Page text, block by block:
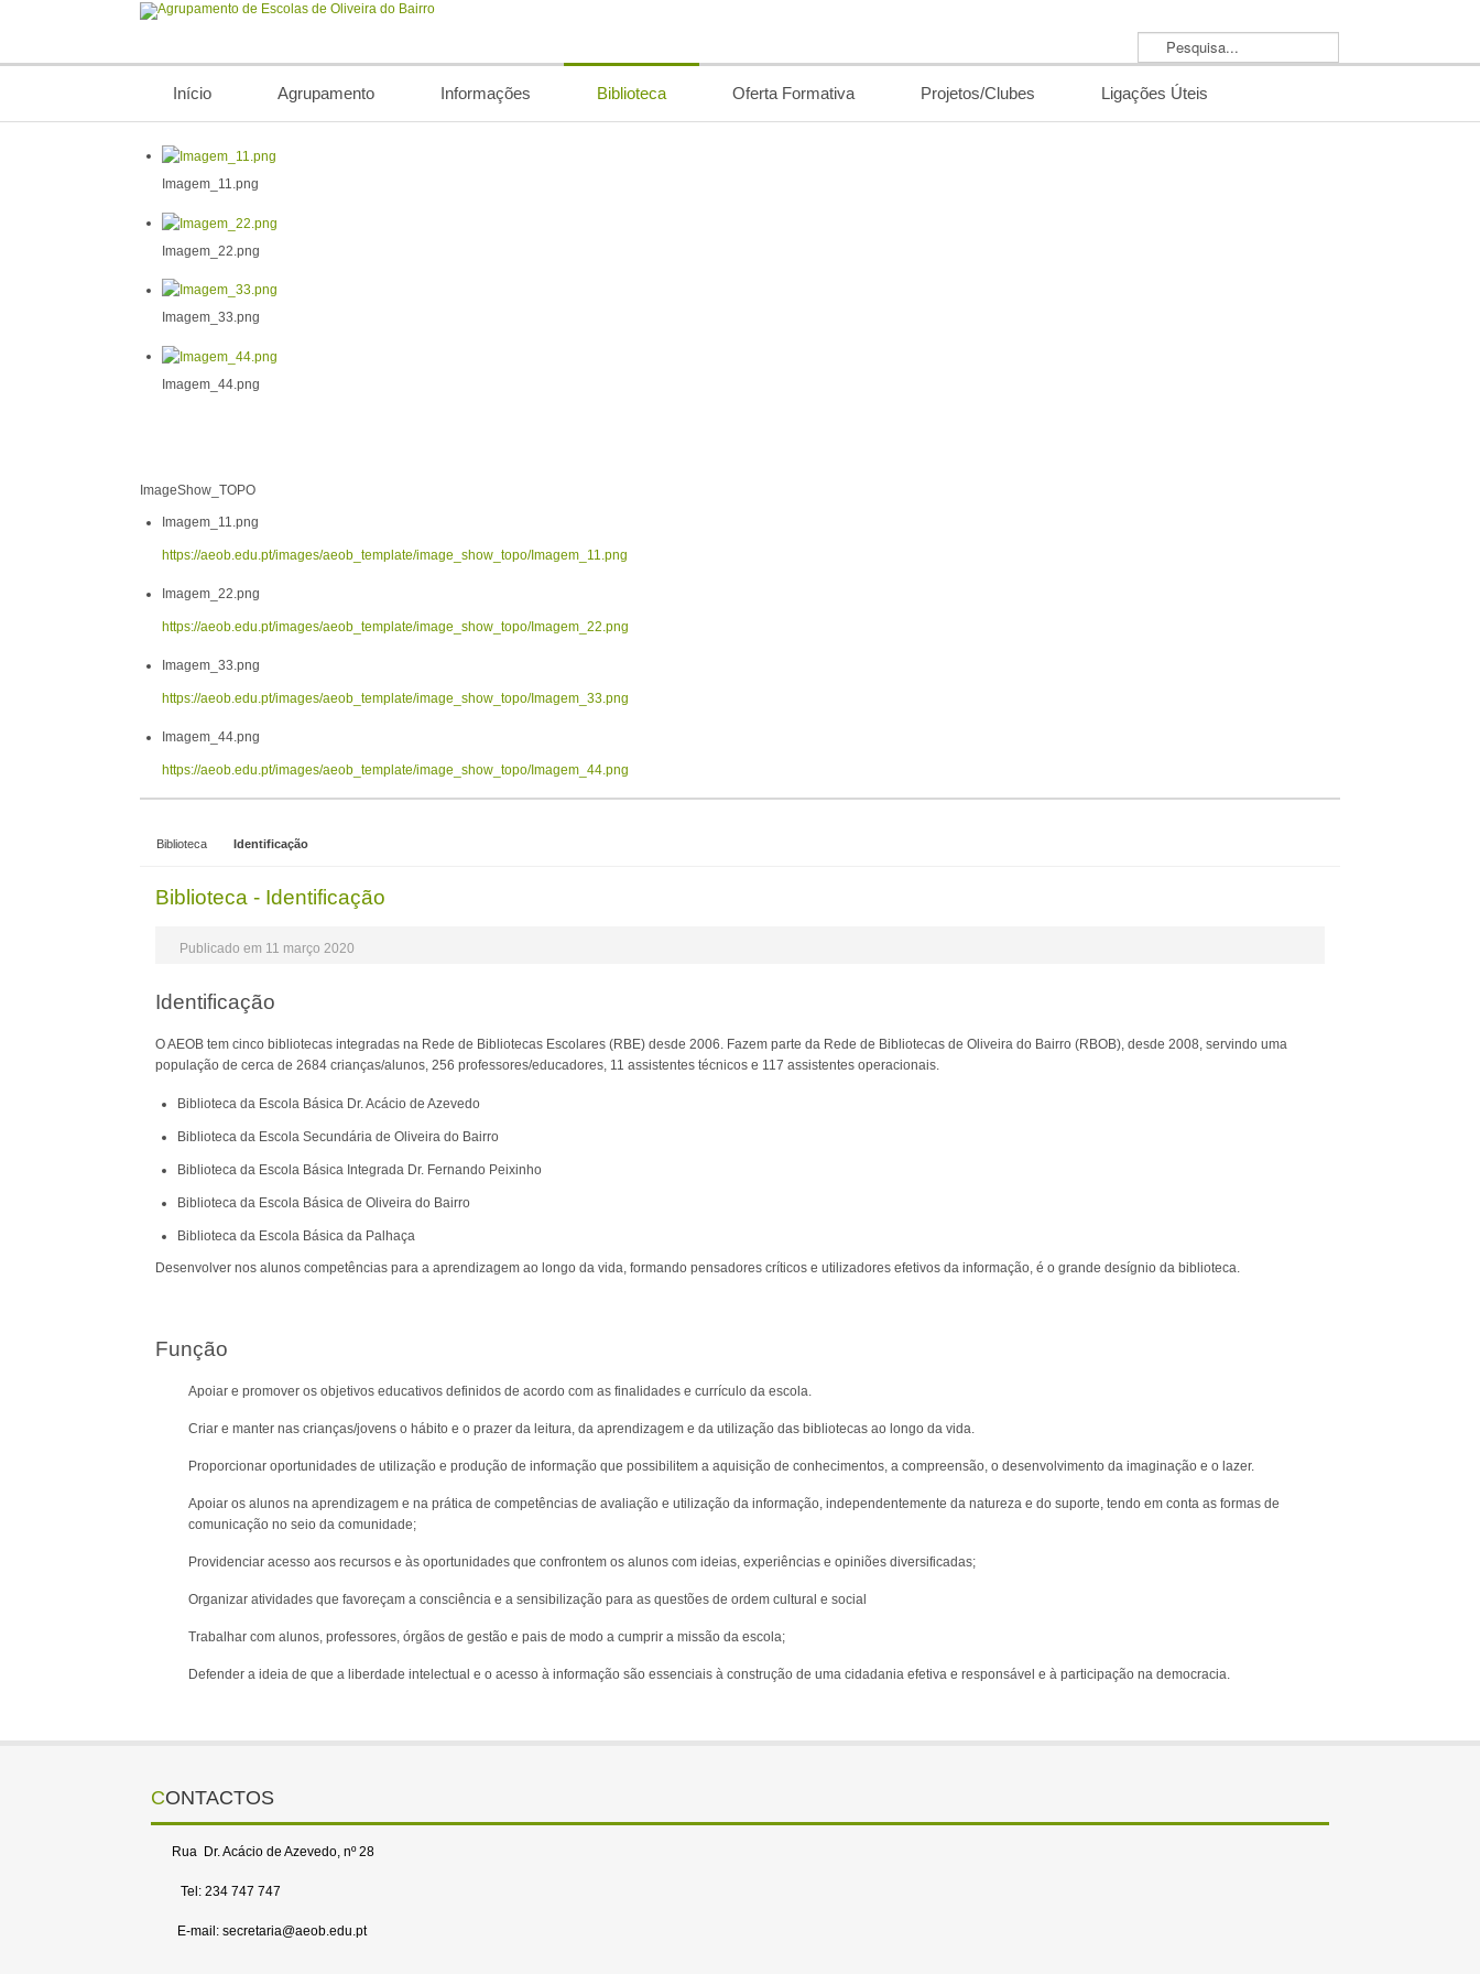
Pesquisa...
Início Agrupamento Informações Biblioteca Oferta Formativa Projetos/Clubes Ligações Úteis
Imagem_11.png
Imagem_22.png
Imagem_33.png
Imagem_44.png
ImageShow_TOPO
Imagem_11.png
https://aeob.edu.pt/images/aeob_template/image_show_topo/Imagem_11.png
Imagem_22.png
https://aeob.edu.pt/images/aeob_template/image_show_topo/Imagem_22.png
Imagem_33.png
https://aeob.edu.pt/images/aeob_template/image_show_topo/Imagem_33.png
Imagem_44.png
https://aeob.edu.pt/images/aeob_template/image_show_topo/Imagem_44.png
Biblioteca Identificação
Biblioteca - Identificação
Publicado em 11 março 2020
Identificação
O AEOB tem cinco bibliotecas integradas na Rede de Bibliotecas Escolares (RBE) desde 2006. Fazem parte da Rede de Bibliotecas de Oliveira do Bairro (RBOB), desde 2008, servindo uma
população de cerca de 2684 crianças/alunos, 256 professores/educadores, 11 assistentes técnicos e 117 assistentes operacionais.
Biblioteca da Escola Básica Dr. Acácio de Azevedo
Biblioteca da Escola Secundária de Oliveira do Bairro
Biblioteca da Escola Básica Integrada Dr. Fernando Peixinho
Biblioteca da Escola Básica de Oliveira do Bairro
Biblioteca da Escola Básica da Palhaça
Desenvolver nos alunos competências para a aprendizagem ao longo da vida, formando pensadores críticos e utilizadores efetivos da informação, é o grande desígnio da biblioteca.
Função
Apoiar e promover os objetivos educativos definidos de acordo com as finalidades e currículo da escola.
Criar e manter nas crianças/jovens o hábito e o prazer da leitura, da aprendizagem e da utilização das bibliotecas ao longo da vida.
Proporcionar oportunidades de utilização e produção de informação que possibilitem a aquisição de conhecimentos, a compreensão, o desenvolvimento da imaginação e o lazer.
Apoiar os alunos na aprendizagem e na prática de competências de avaliação e utilização da informação, independentemente da natureza e do suporte, tendo em conta as formas de
comunicação no seio da comunidade;
Providenciar acesso aos recursos e às oportunidades que confrontem os alunos com ideias, experiências e opiniões diversificadas;
Organizar atividades que favoreçam a consciência e a sensibilização para as questões de ordem cultural e social
Trabalhar com alunos, professores, órgãos de gestão e pais de modo a cumprir a missão da escola;
Defender a ideia de que a liberdade intelectual e o acesso à informação são essenciais à construção de uma cidadania efetiva e responsável e à participação na democracia.
CONTACTOS
Rua Dr. Acácio de Azevedo, nº 28
Tel: 234 747 747
E-mail: secretaria@aeob.edu.pt